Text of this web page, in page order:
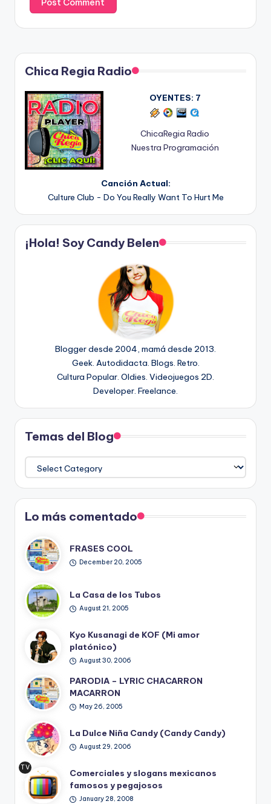
Chica Regia Radio
OYENTES: 7
ChicaRegia Radio
Nuestra Programación
Canción Actual:
Culture Club - Do You Really Want To Hurt Me
¡Hola! Soy Candy Belen
Blogger desde 2004, mamá desde 2013.
Geek. Autodidacta. Blogs. Retro.
Cultura Popular. Oldies. Videojuegos 2D.
Developer. Freelance.
Temas del Blog
del
Blog
Lo más comentado
FRASES COOL
December 20, 2005
La Casa de los Tubos
August 21, 2005
Kyo Kusanagi de KOF (Mi amor
platónico)
August 30, 2006
PARODIA – LYRIC CHACARRON
MACARRON
May 26, 2005
La Dulce Niña Candy (Candy Candy)
August 29, 2006
TV
Ret
ro
Comerciales y slogans mexicanos
famosos y pegajosos
January 28, 2008